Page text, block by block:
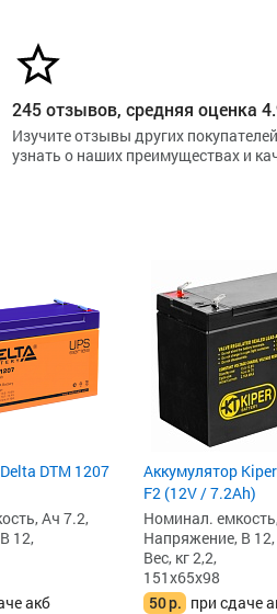
245 отзывов, средняя оценка
Изучите отзывы других
узнать о наших преимуществах и
DTM 1207
Ач 7.2,
12,
акб
Аккумулятор
F2 (12V / 7.2Ah)
Номинал.
Напряжение, В 12,
Вес, кг 2,2,
151x65x98
50р. при сдаче